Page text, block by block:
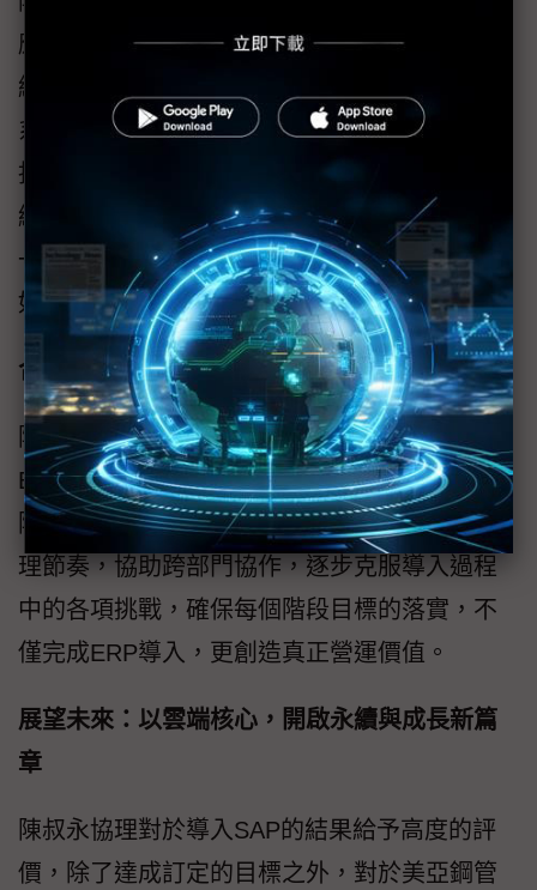
應，尤其廠內的流管控經過30年的流程習慣已
經根深蒂固，一下子要打掉重練並開始用ERP
系統的流程，自是受到內部第一線人員的抗
拒，透過東捷資訊的PM團隊與顧問間的穿針引
線，並輔以相當的客製化模組的設計來克服第
一線工作人員的作業負擔，才讓整個專案可以
如倒吃甘蔗般的步入正軌。
合作夥伴角色：東捷資訊做為可信賴轉型顧問
陳叔永協理為此特別表達完全信賴東捷資訊
ERP整合規畫中心陳歆穎副總經理與專案團
隊，強調其深入梳理美亞鋼管的流程、嚴謹管
理節奏，協助跨部門協作，逐步克服導入過程
中的各項挑戰，確保每個階段目標的落實，不
僅完成ERP導入，更創造真正營運價值。
展望未來：以雲端核心，開啟永續與成長新篇
章
陳叔永協理對於導入SAP的結果給予高度的評
價，除了達成訂定的目標之外，對於美亞鋼管